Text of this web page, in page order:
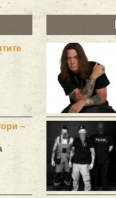
–